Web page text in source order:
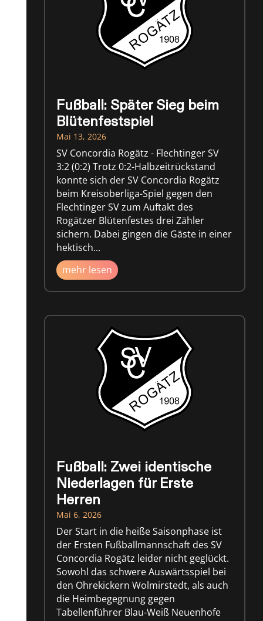
Fußball: Später Sieg beim
Blütenfestspiel
Mai 13, 2026
SV Concordia Rogätz - Flechtinger SV
3:2 (0:2) Trotz 0:2-Halbzeitrückstand
konnte sich der SV Concordia Rogätz
beim Kreisoberliga-Spiel gegen den
Flechtinger SV zum Auftakt des
Rogätzer Blütenfestes drei Zähler
sichern. Dabei gingen die Gäste in einer
hektisch...
mehr lesen
Fußball: Zwei identische
Niederlagen für Erste
Herren
Mai 6, 2026
Der Start in die heiße Saisonphase ist
der Ersten Fußballmannschaft des SV
Concordia Rogätz leider nicht geglückt.
Sowohl das schwere Auswärtsspiel bei
den Ohrekickern Wolmirstedt, als auch
die Heimbegegnung gegen
Tabellenführer Blau-Weiß Neuenhofe